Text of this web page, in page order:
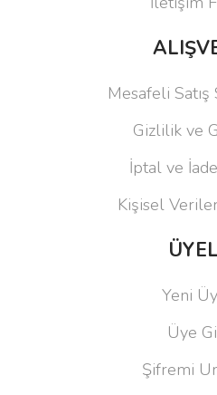
Mesafeli
Gizlilik ve
İptal ve
Kişisel
Yeni
Üye
Şifremi